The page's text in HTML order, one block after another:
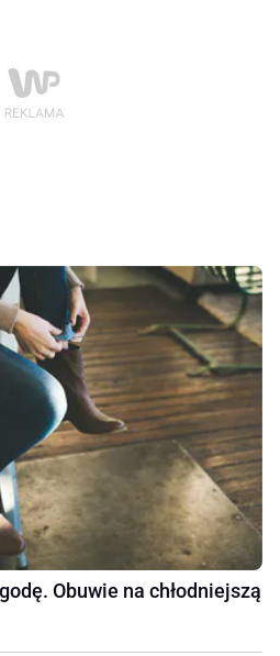
Obuwie na chłodniejszą